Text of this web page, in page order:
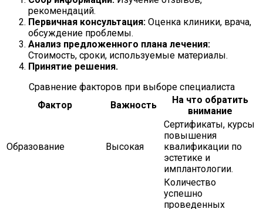
рекомендаций.
Первичная консультация: Оценка клиники, врача,
обсуждение проблемы.
Анализ предложенного плана лечения:
Стоимость, сроки, используемые материалы.
Принятие решения.
Сравнение факторов при выборе специалиста
Фактор
Важность
На что обратить
внимание
Образование Высокая
Сертификаты, курсы
повышения
квалификации по
эстетике и
имплантологии.
Количество
успешно
проведенных